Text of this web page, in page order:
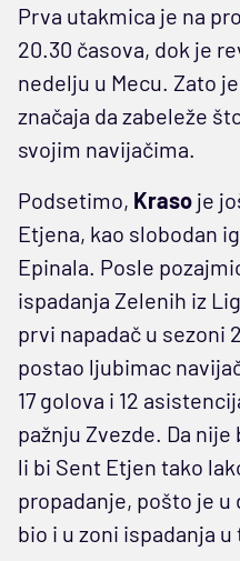
Prva utakmica je na
20.30 časova, dok je
nedelju u Mecu. Zato
značaja da zabeleže
svojim navijačima.
Podsetimo, Kraso je
Etjena, kao slobodan
Epinala. Posle
ispadanja Zelenih iz
prvi napadač u sezoni
postao ljubimac
17 golova i 12
pažnju Zvezde. Da nije
li bi Sent Etjen tako
propadanje, pošto je u
bio i u zoni ispadanja